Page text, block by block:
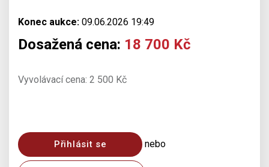
Konec aukce: 09.06.2026 19:49
Dosažená cena: 18 700 Kč
Vyvolávací cena: 2 500 Kč
Přihlásit se nebo